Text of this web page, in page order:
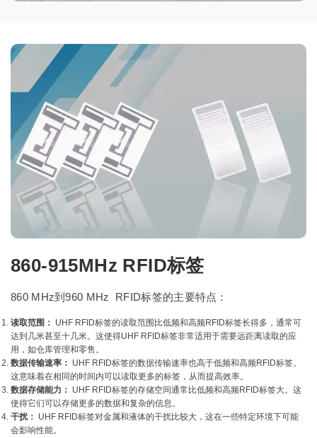
860-915MHz RFID标签
860 MHz到960 MHz RFID标签的主要特点：
读取范围： UHF RFID标签的读取范围比低频和高频RFID标签长得多，通常可
达到几米甚至十几米。这使得UHF RFID标签非常适用于需要远距离读取的应
用，如仓库管理和零售。
数据传输速率： UHF RFID标签的数据传输速率也高于低频和高频RFID标签。
这意味着在相同的时间内可以读取更多的标签，从而提高效率。
数据存储能力： UHF RFID标签的存储空间通常比低频和高频RFID标签大。这
使得它们可以存储更多的数据和复杂的信息。
干扰： UHF RFID标签对金属和液体的干扰比较大，这在一些特定环境下可能
会影响性能。